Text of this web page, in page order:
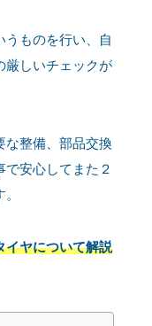
うものを行い、自
厳しいチェックが
な整備、部品交換
で安心してまた２
イヤについて解説